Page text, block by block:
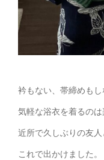
衿もない、帯締めもし
気軽な浴衣を着るのは
近所で久しぶりの友
これで出かけました。